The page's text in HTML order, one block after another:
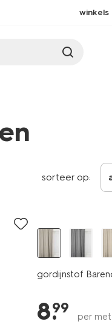
winkels
sorteer op:
gordijnstof
8.
99
per